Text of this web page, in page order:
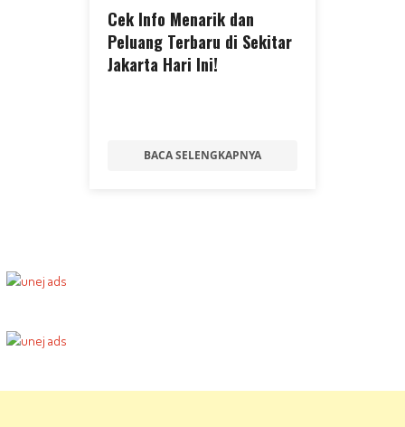
Cek Info Menarik dan
Peluang Terbaru di Sekitar
Jakarta Hari Ini!
BACA SELENGKAPNYA